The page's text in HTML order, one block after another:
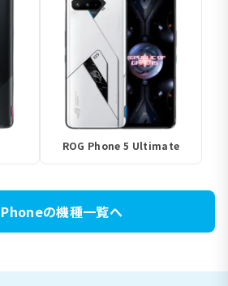
ROG Phone 5 Ultimate
Phoneの機種一覧へ